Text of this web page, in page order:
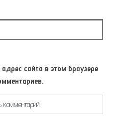
сайта в этом браузере